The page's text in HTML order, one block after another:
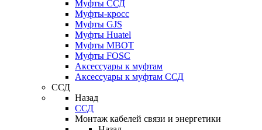
Муфты ССД
Муфты-кросс
Муфты GJS
Муфты Huatel
Муфты МВОТ
Муфты FOSC
Аксессуары к муфтам
Аксессуары к муфтам ССД
ССД
Назад
ССД
Монтаж кабелей связи и энергетики